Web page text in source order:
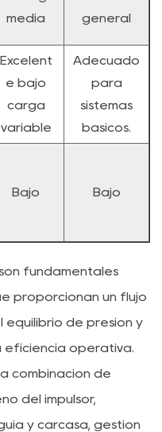
media
general
Excelent
e bajo
carga
variable
Adecuado
para
sistemas
básicos.
Bajo Bajo
fundamentales
proporcionan un flujo
equilibrio de presión y
eficiencia operativa.
combinación de
del impulsor,
y carcasa, gestión